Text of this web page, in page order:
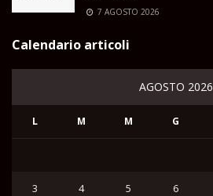
7 AGOSTO 2026
Calendario articoli
AGOSTO 2026
L M M G
3 4 5 6